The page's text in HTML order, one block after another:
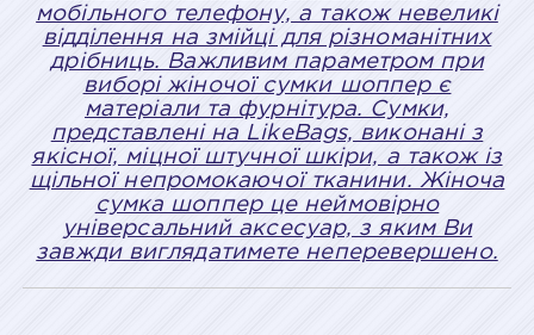
мобільного телефону, а також невеликі
відділення на змійці для різноманітних
дрібниць. Важливим параметром при
виборі жіночої сумки шоппер є
матеріали та фурнітура. Сумки,
представлені на LikeBags, виконані з
якісної, міцної штучної шкіри, а також із
щільної непромокаючої тканини. Жіноча
сумка шоппер це неймовірно
універсальний аксесуар, з яким Ви
завжди виглядатимете неперевершено.